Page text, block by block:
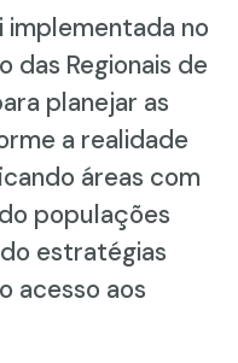
implementada no
das Regionais de
planejar as
a realidade
áreas com
populações
estratégias
acesso aos